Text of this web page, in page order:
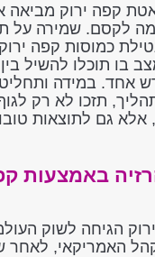
קפה ירוק מביאה
לקסם. שמירה על
כמוסות קפה
אחד. במידה
תזכו לא רק
אלא גם לתוצאות
באמצעות
הגיחה לשוק
האמריקאי, לאחר